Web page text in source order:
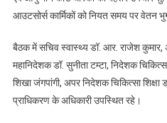
आउटसोर्स कार्मिकों को नियत समय पर वेतन
बैठक में सचिव स्वास्थ्य डॉ. आर. राजेश कुमार,
महानिदेशक डॉ. सुनीता टम्टा, निदेशक
शिखा जंगपांगी, अपर निदेशक चिकित्सा शिक्षा
प्राधिकरण के अधिकारी उपस्थित रहे।